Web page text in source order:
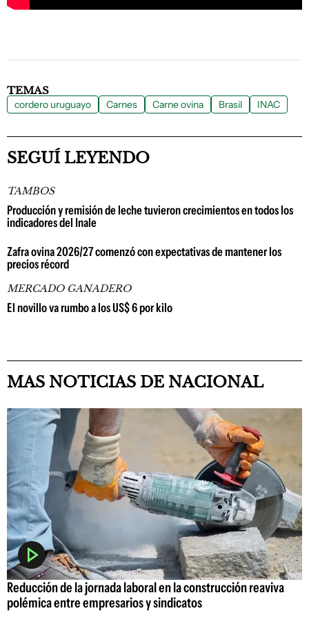
TEMAS
cordero uruguayo Carnes Carne ovina Brasil INAC
SEGUÍ LEYENDO
TAMBOS
Producción y remisión de leche tuvieron crecimientos en todos los
indicadores del Inale
Zafra ovina 2026/27 comenzó con expectativas de mantener los
precios récord
MERCADO GANADERO
El novillo va rumbo a los US$ 6 por kilo
MAS NOTICIAS DE NACIONAL
Reducción de la jornada laboral en la construcción reaviva
polémica entre empresarios y sindicatos